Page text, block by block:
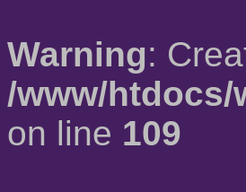
Warning:
/www/htdocs/
on line 109